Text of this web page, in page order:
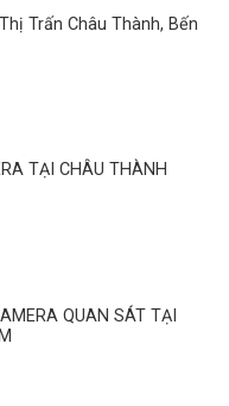
Trấn Châu Thành, Bến
TẠI CHÂU THÀNH
QUAN SÁT TẠI